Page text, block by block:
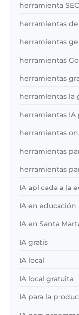
herramienta
herramientas
herramientas
herramientas
herramientas
herramientas ia
herramientas IA
herramientas
herramientas
herramientas
IA aplicada a la
IA en educación
IA en Santa
IA gratis
IA local
IA local gratuita
IA para la